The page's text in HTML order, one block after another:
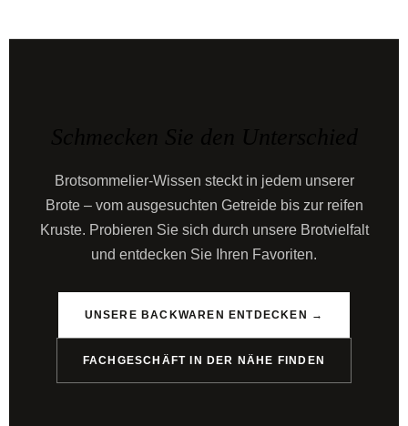
Brotsommelier-Wissen steckt in jedem unserer
Brote – vom ausgesuchten Getreide bis zur reifen
Kruste. Probieren Sie sich durch unsere Brotvielfalt
und entdecken Sie Ihren Favoriten.
UNSERE BACKWAREN ENTDECKEN →
FACHGESCHÄFT IN DER NÄHE FINDEN